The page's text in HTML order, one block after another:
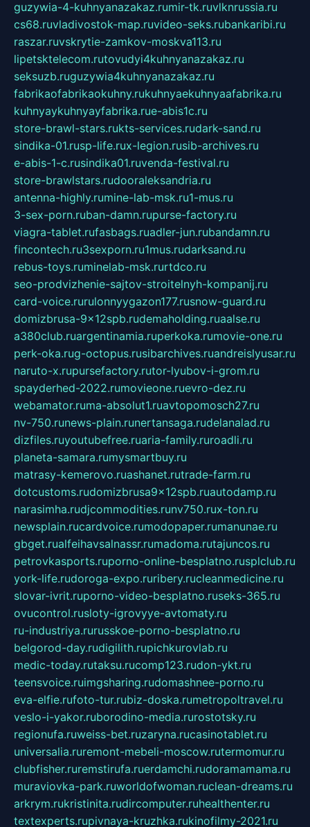
guzywia-4-kuhnyanazakaz.rumir-tk.ruvlknrussia.ru
cs68.ruvladivostok-map.ruvideo-seks.rubankaribi.ru
raszar.ruvskrytie-zamkov-moskva113.ru
lipetsktelecom.rutovudyi4kuhnyanazakaz.ru
seksuzb.ruguzywia4kuhnyanazakaz.ru
fabrikaofabrikaokuhny.rukuhnyaekuhnyaafabrika.ru
kuhnyaykuhnyayfabrika.rue-abis1c.ru
store-brawl-stars.rukts-services.rudark-sand.ru
sindika-01.rusp-life.rux-legion.rusib-archives.ru
e-abis-1-c.rusindika01.ruvenda-festival.ru
store-brawlstars.rudooraleksandria.ru
antenna-highly.rumine-lab-msk.ru1-mus.ru
3-sex-porn.ruban-damn.rupurse-factory.ru
viagra-tablet.rufasbags.ruadler-jun.rubandamn.ru
fincontech.ru3sexporn.ru1mus.rudarksand.ru
rebus-toys.ruminelab-msk.rurtdco.ru
seo-prodvizhenie-sajtov-stroitelnyh-kompanij.ru
card-voice.rurulonnyygazon177.rusnow-guard.ru
domizbrusa-9x12spb.rudemaholding.ruaalse.ru
a380club.ruargentinamia.ruperkoka.rumovie-one.ru
perk-oka.rug-octopus.rusibarchives.ruandreislyusar.ru
naruto-x.rupursefactory.rutor-lyubov-i-grom.ru
spayderhed-2022.rumovieone.ruevro-dez.ru
webamator.ruma-absolut1.ruavtopomosch27.ru
nv-750.runews-plain.runertansaga.rudelanalad.ru
dizfiles.ruyoutubefree.ruaria-family.ruroadli.ru
planeta-samara.rumysmartbuy.ru
matrasy-kemerovo.ruashanet.rutrade-farm.ru
dotcustoms.rudomizbrusa9x12spb.ruautodamp.ru
narasimha.rudjcommodities.runv750.rux-ton.ru
newsplain.rucardvoice.rumodopaper.rumanunae.ru
gbget.rualfeihavsalnassr.rumadoma.rutajuncos.ru
petrovkasports.ruporno-online-besplatno.rusplclub.ru
york-life.rudoroga-expo.ruribery.rucleanmedicine.ru
slovar-ivrit.ruporno-video-besplatno.ruseks-365.ru
ovucontrol.rusloty-igrovyye-avtomaty.ru
ru-industriya.rurusskoe-porno-besplatno.ru
belgorod-day.rudigilith.rupichkurovlab.ru
medic-today.rutaksu.rucomp123.rudon-ykt.ru
teensvoice.ruimgsharing.rudomashnee-porno.ru
eva-elfie.rufoto-tur.rubiz-doska.rumetropoltravel.ru
veslo-i-yakor.ruborodino-media.rurostotsky.ru
regionufa.ruweiss-bet.ruzaryna.rucasinotablet.ru
universalia.ruremont-mebeli-moscow.rutermomur.ru
clubfisher.ruremstirufa.ruerdamchi.rudoramamama.ru
muraviovka-park.ruworldofwoman.ruclean-dreams.ru
arkrym.rukristinita.rudircomputer.ruhealthenter.ru
textexperts.rupivnaya-kruzhka.rukinofilmy-2021.ru